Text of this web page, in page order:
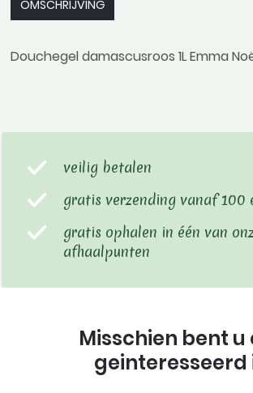
OMSCHRIJVING
Douchegel damascusroos 1L Emma
veilig betalen
gratis verzending vanaf 100
gratis ophalen in één van
afhaalpunten
Misschien bent u
geinteresseerd